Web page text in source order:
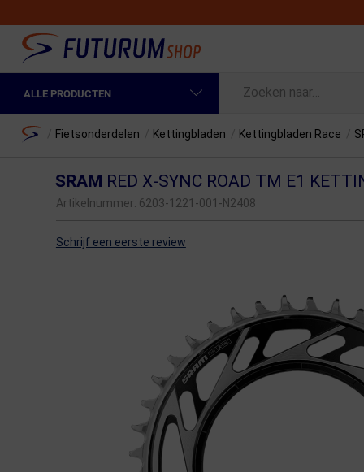
ALLE PRODUCTEN
Fietskleding Heren
Fietsonderdelen
Fietsendragers & Fietskoffers
Home Fietsonderdelen Kettingbladen Kettingbladen Race
SRAM RED X-SYNC ROAD TM E1
Artikelnummer: 6203-1221-001-N2408
Schrijf een eerste review